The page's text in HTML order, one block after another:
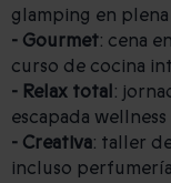
glamping en
- Gourmet: cena
curso de cocina
- Relax total:
escapada
- Creativa: taller
incluso